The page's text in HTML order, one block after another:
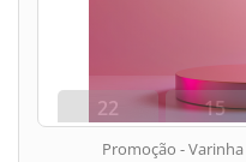
22
dias
15
hora
Promoção -